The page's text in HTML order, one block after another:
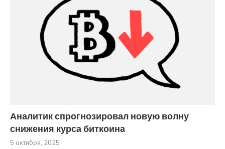
Аналитик спрогнозировал новую волну
снижения курса биткоина
5 октября, 2025